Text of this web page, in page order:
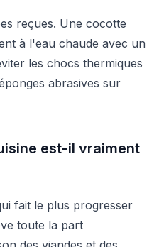
reçues. Une cocotte
à l'eau chaude avec un
les chocs thermiques
abrasives sur
est-il vraiment
fait le plus progresser
toute la part